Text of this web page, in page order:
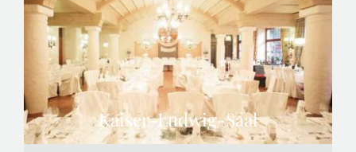
Kaiser-Ludwig-Saal